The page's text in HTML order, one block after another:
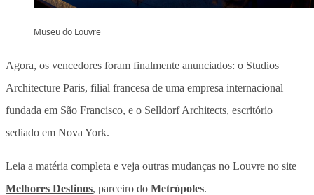
Museu do Louvre
Agora, os vencedores foram finalmente anunciados: o Studios
Architecture Paris, filial francesa de uma empresa internacional
fundada em São Francisco, e o Selldorf Architects, escritório
sediado em Nova York.
Leia a matéria completa e veja outras mudanças no Louvre no site
Melhores Destinos, parceiro do Metrópoles.